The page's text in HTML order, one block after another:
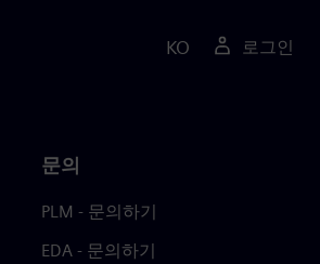
KO 로그인
문의
PLM - 문의하기
EDA - 문의하기